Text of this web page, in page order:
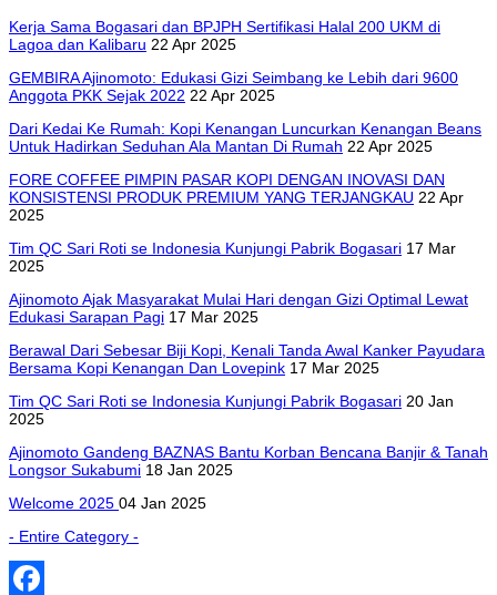
Kerja Sama Bogasari dan BPJPH Sertifikasi Halal 200 UKM di
Lagoa dan Kalibaru 22 Apr 2025
GEMBIRA Ajinomoto: Edukasi Gizi Seimbang ke Lebih dari 9600
Anggota PKK Sejak 2022 22 Apr 2025
Dari Kedai Ke Rumah: Kopi Kenangan Luncurkan Kenangan Beans
Untuk Hadirkan Seduhan Ala Mantan Di Rumah 22 Apr 2025
FORE COFFEE PIMPIN PASAR KOPI DENGAN INOVASI DAN
KONSISTENSI PRODUK PREMIUM YANG TERJANGKAU 22 Apr
2025
Tim QC Sari Roti se Indonesia Kunjungi Pabrik Bogasari 17 Mar
2025
Ajinomoto Ajak Masyarakat Mulai Hari dengan Gizi Optimal Lewat
Edukasi Sarapan Pagi 17 Mar 2025
Berawal Dari Sebesar Biji Kopi, Kenali Tanda Awal Kanker Payudara
Bersama Kopi Kenangan Dan Lovepink 17 Mar 2025
Tim QC Sari Roti se Indonesia Kunjungi Pabrik Bogasari 20 Jan
2025
Ajinomoto Gandeng BAZNAS Bantu Korban Bencana Banjir & Tanah
Longsor Sukabumi 18 Jan 2025
Welcome 2025 04 Jan 2025
- Entire Category -